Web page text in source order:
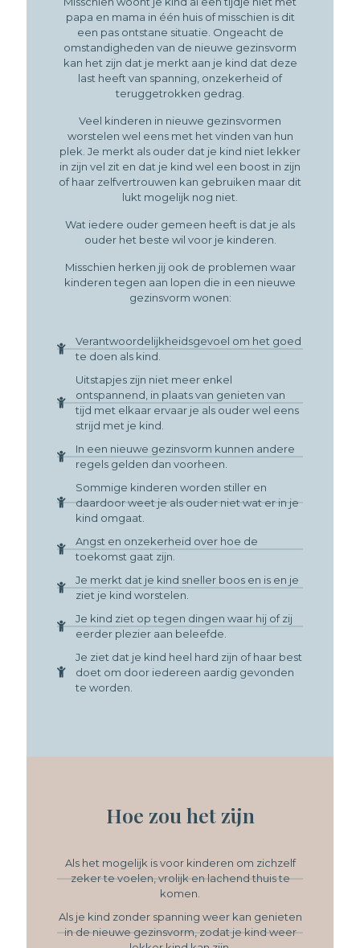
papa en mama in één huis of misschien is dit
een pas ontstane situatie. Ongeacht de
omstandigheden van de nieuwe gezinsvorm
kan het zijn dat je merkt aan je kind dat deze
last heeft van spanning, onzekerheid of
teruggetrokken gedrag.
Veel kinderen in nieuwe gezinsvormen
worstelen wel eens met het vinden van hun
plek. Je merkt als ouder dat je kind niet lekker
in zijn vel zit en dat je kind wel een boost in zijn
of haar zelfvertrouwen kan gebruiken maar dit
lukt mogelijk nog niet.
Wat iedere ouder gemeen heeft is dat je als
ouder het beste wil voor je kinderen.
Misschien herken jij ook de problemen waar
kinderen tegen aan lopen die in een nieuwe
gezinsvorm wonen:
Verantwoordelijkheidsgevoel om het goed
te doen als kind.
Uitstapjes zijn niet meer enkel
ontspannend, in plaats van genieten van
tijd met elkaar ervaar je als ouder wel eens
strijd met je kind.
In een nieuwe gezinsvorm kunnen andere
regels gelden dan voorheen.
Sommige kinderen worden stiller en
daardoor weet je als ouder niet wat er in je
kind omgaat.
Angst en onzekerheid over hoe de
toekomst gaat zijn.
Je merkt dat je kind sneller boos en is en je
ziet je kind worstelen.
Je kind ziet op tegen dingen waar hij of zij
eerder plezier aan beleefde.
Je ziet dat je kind heel hard zijn of haar best
doet om door iedereen aardig gevonden
te worden.
Hoe zou het zijn
Als het mogelijk is voor kinderen om zichzelf
zeker te voelen, vrolijk en lachend thuis te
komen.
Als je kind zonder spanning weer kan genieten
in de nieuwe gezinsvorm, zodat je kind weer